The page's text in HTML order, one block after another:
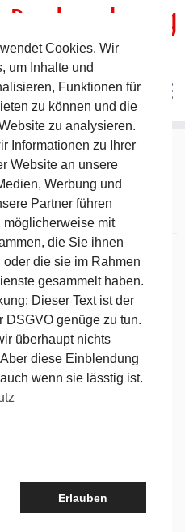
um Pommelsbrunn
Wanderung mit separaten
Markierungen führen zu
Informationsseiten wie
Cookies. Wir
um Inhalte und
Funktionen für
zu können und die
zu analysieren.
Informationen zu Ihrer
Website an unsere
Werbung und
Partner führen
möglicherweise mit
die Sie ihnen
die sie im Rahmen
gesammelt haben.
Dieser Text ist der
DSGVO genüge zu tun.
überhaupt nichts
diese Einblendung
wenn sie lässtig ist.
Erlauben